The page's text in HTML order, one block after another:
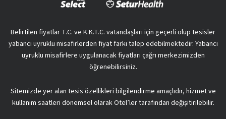
Belirtilen fiyatlar T.C. ve K.K.T.C. vatandaşları için geçerli olup tesisler
yabancı uyruklu misafirlerden fiyat farkı talep edebilmektedir. Yabancı
uyruklu misafirlere uygulanacak fiyatları çağrı merkezimizden
öğrenebilirsiniz.
Sitemizde yer alan tesis özellikleri bilgilendirme amaçlıdır, hizmet ve
kullanım saatleri dönemsel olarak Otel’ler tarafından değişitirilebilir.